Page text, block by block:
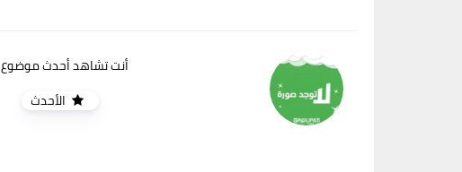
أنت تشاهد أحدث موضوع
الأحدث